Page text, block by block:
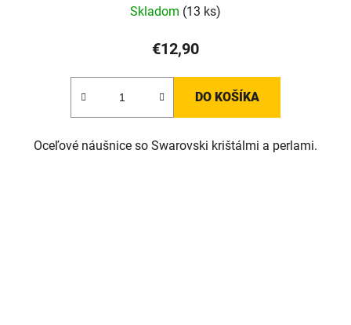
Skladom (13 ks)
€12,90
DO KOŠÍKA
Oceľové náušnice so Swarovski krištálmi a perlami.